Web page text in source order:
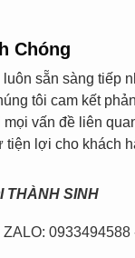
Chóng
sẵn sàng tiếp
tôi cam kết
vấn đề liên
tiện lợi cho khách
THÀNH SINH
0933494588